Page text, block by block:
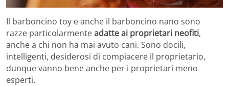
Il barboncino toy e anche il barboncino nano sono
razze particolarmenteadatte ai proprietari neofiti,
anche a chi non ha mai avuto cani. Sono docili,
intelligenti, desiderosi di compiacere il proprietario,
dunque vanno bene anche per i proprietari meno
esperti.